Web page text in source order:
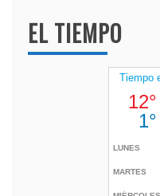
EL TIEMPO